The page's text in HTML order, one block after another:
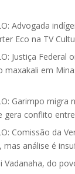
Advogada
Eco na TV
Justiça Federal
maxakali em
Garimpo migra
gera conflito
Comissão da
mas análise é
Vadanaha, do